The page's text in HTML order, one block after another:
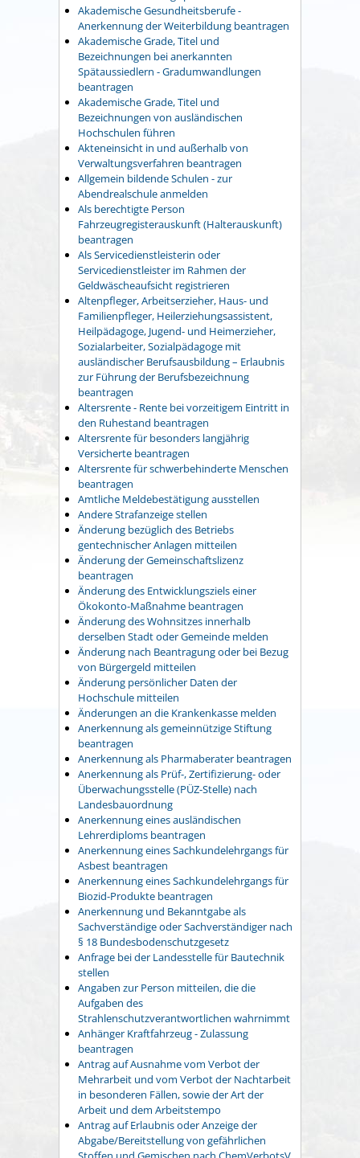
Akademische Gesundheitsberufe -
Anerkennung der Weiterbildung beantragen
Akademische Grade, Titel und
Bezeichnungen bei anerkannten
Spätaussiedlern - Gradumwandlungen
beantragen
Akademische Grade, Titel und
Bezeichnungen von ausländischen
Hochschulen führen
Akteneinsicht in und außerhalb von
Verwaltungsverfahren beantragen
Allgemein bildende Schulen - zur
Abendrealschule anmelden
Als berechtigte Person
Fahrzeugregisterauskunft (Halterauskunft)
beantragen
Als Servicedienstleisterin oder
Servicedienstleister im Rahmen der
Geldwäscheaufsicht registrieren
Altenpfleger, Arbeitserzieher, Haus- und
Familienpfleger, Heilerziehungsassistent,
Heilpädagoge, Jugend- und Heimerzieher,
Sozialarbeiter, Sozialpädagoge mit
ausländischer Berufsausbildung – Erlaubnis
zur Führung der Berufsbezeichnung
beantragen
Altersrente - Rente bei vorzeitigem Eintritt in
den Ruhestand beantragen
Altersrente für besonders langjährig
Versicherte beantragen
Altersrente für schwerbehinderte Menschen
beantragen
Amtliche Meldebestätigung ausstellen
Andere Strafanzeige stellen
Änderung bezüglich des Betriebs
gentechnischer Anlagen mitteilen
Änderung der Gemeinschaftslizenz
beantragen
Änderung des Entwicklungsziels einer
Ökokonto-Maßnahme beantragen
Änderung des Wohnsitzes innerhalb
derselben Stadt oder Gemeinde melden
Änderung nach Beantragung oder bei Bezug
von Bürgergeld mitteilen
Änderung persönlicher Daten der
Hochschule mitteilen
Änderungen an die Krankenkasse melden
Anerkennung als gemeinnützige Stiftung
beantragen
Anerkennung als Pharmaberater beantragen
Anerkennung als Prüf-, Zertifizierung- oder
Überwachungsstelle (PÜZ-Stelle) nach
Landesbauordnung
Anerkennung eines ausländischen
Lehrerdiploms beantragen
Anerkennung eines Sachkundelehrgangs für
Asbest beantragen
Anerkennung eines Sachkundelehrgangs für
Biozid-Produkte beantragen
Anerkennung und Bekanntgabe als
Sachverständige oder Sachverständiger nach
§ 18 Bundesbodenschutzgesetz
Anfrage bei der Landesstelle für Bautechnik
stellen
Angaben zur Person mitteilen, die die
Aufgaben des
Strahlenschutzverantwortlichen wahrnimmt
Anhänger Kraftfahrzeug - Zulassung
beantragen
Antrag auf Ausnahme vom Verbot der
Mehrarbeit und vom Verbot der Nachtarbeit
in besonderen Fällen, sowie der Art der
Arbeit und dem Arbeitstempo
Antrag auf Erlaubnis oder Anzeige der
Abgabe/Bereitstellung von gefährlichen